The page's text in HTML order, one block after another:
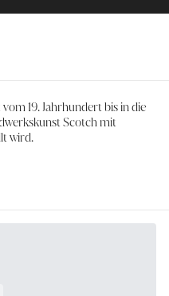
19. Jahrhundert bis in die
Scotch mit
wird.